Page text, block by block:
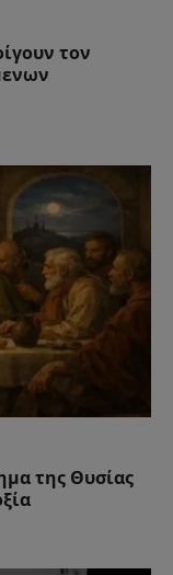
τον
της Θυσίας